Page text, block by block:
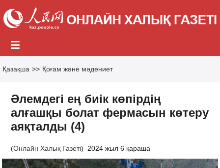
Қазақша >> Қоғам және мәдениет
Әлемдегі ең биік көпірдің
алғашқы болат фермасын көтеру
аяқталды (4)
(Онлайн Халық Газеті) 2024 жыл 6 қараша